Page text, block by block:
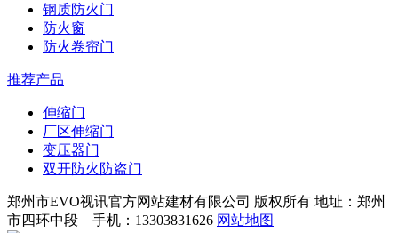
钢质防火门
防火窗
防火卷帘门
推荐产品
伸缩门
厂区伸缩门
变压器门
双开防火防盗门
郑州市EVO视讯官方网站建材有限公司 版权所有 地址：郑州
市四环中段 手机：13303831626 网站地图